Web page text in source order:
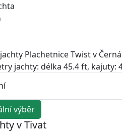
Plachetnice Twist v
jachty: délka 45.4 ft,
výběr
v Tivat